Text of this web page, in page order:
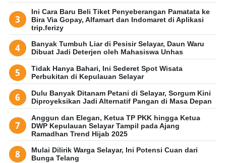
Ini Cara Baru Beli Tiket Penyeberangan Pamatata ke
Bira Via Gopay, Alfamart dan Indomaret di Aplikasi
trip.ferizy
Banyak Tumbuh Liar di Pesisir Selayar, Daun Waru
Dibuat Jadi Deterjen oleh Mahasiswa Unhas
Tidak Hanya Bahari, Ini Sederet Spot Wisata
Perbukitan di Kepulauan Selayar
Dulu Banyak Ditanam Petani di Selayar, Sorgum Kini
Diproyeksikan Jadi Alternatif Pangan di Masa Depan
Anggun dan Elegan, Ketua TP PKK hingga Ketua
DWP Kepulauan Selayar Tampil pada Ajang
Ramadhan Trend Hijab 2025
Mulai Dilirik Warga Selayar, Ini Potensi Cuan dari
Bunga Telang